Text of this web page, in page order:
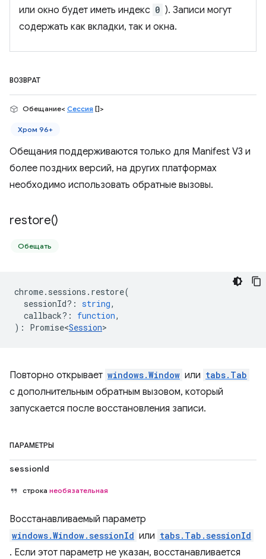
или окно будет иметь индекс 0 ). Записи могут
содержать как вкладки, так и окна.
ВОЗВРАТ
Обещание< Сессия []>
Хром 96+
Обещания поддерживаются только для Manifest V3 и
более поздних версий, на других платформах
необходимо использовать обратные вызовы.
restore()
Обещать
chrome. sessions . restore(
sessionId? : string,
callback? : function,
) : Promise<Session>
Повторно открывает windows.Window или tabs.Tab
с дополнительным обратным вызовом, который
запускается после восстановления записи.
ПАРАМЕТРЫ
sessionId
строка необязательная
Восстанавливаемый параметр
windows.Window.sessionId или tabs.Tab.sessionId
. Если этот параметр не указан, восстанавливается